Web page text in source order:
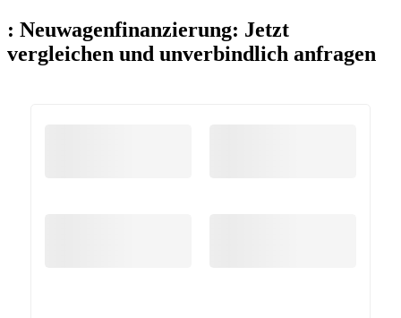
: Neuwagenfinanzierung: Jetzt
vergleichen und unverbindlich anfragen